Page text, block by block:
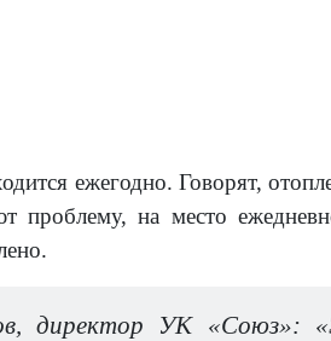
ежегодно. Говорят,
проблему, на место
директор УК «Союз»: